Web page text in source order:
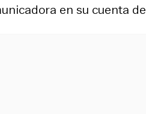
en su cuenta de